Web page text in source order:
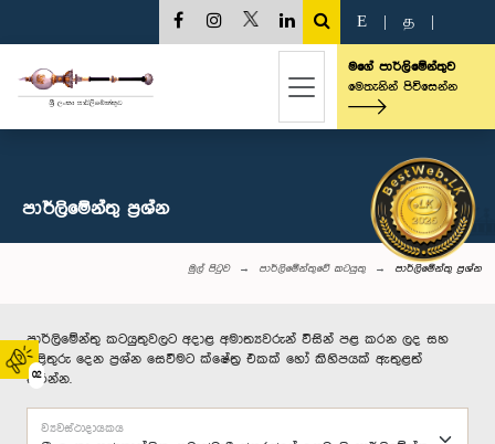
02
E த
මගේ පාර්ලිමේන්තුව
මෙතැනින් පිවිසෙන්න
පාර්ලි‌මේන්තු‌ ප්‍රශ්න
මුල් පිටුව පාර්ලිමේන්තුවේ කටයුතු පාර්ලි‌මේන්තු‌ ප්‍රශ්න
පාර්ලිමේන්තු කටයුතුවලට අදාළ අමාත්‍යවරුන් විසින් පළ කරන ලද සහ
පිළිතුරු දෙන ප්‍රශ්න සෙවීමට ක්ෂේත්‍ර එකක් හෝ කිහිපයක් ඇතුළත්
කරන්න.
ව්‍යවස්ථාදායකය